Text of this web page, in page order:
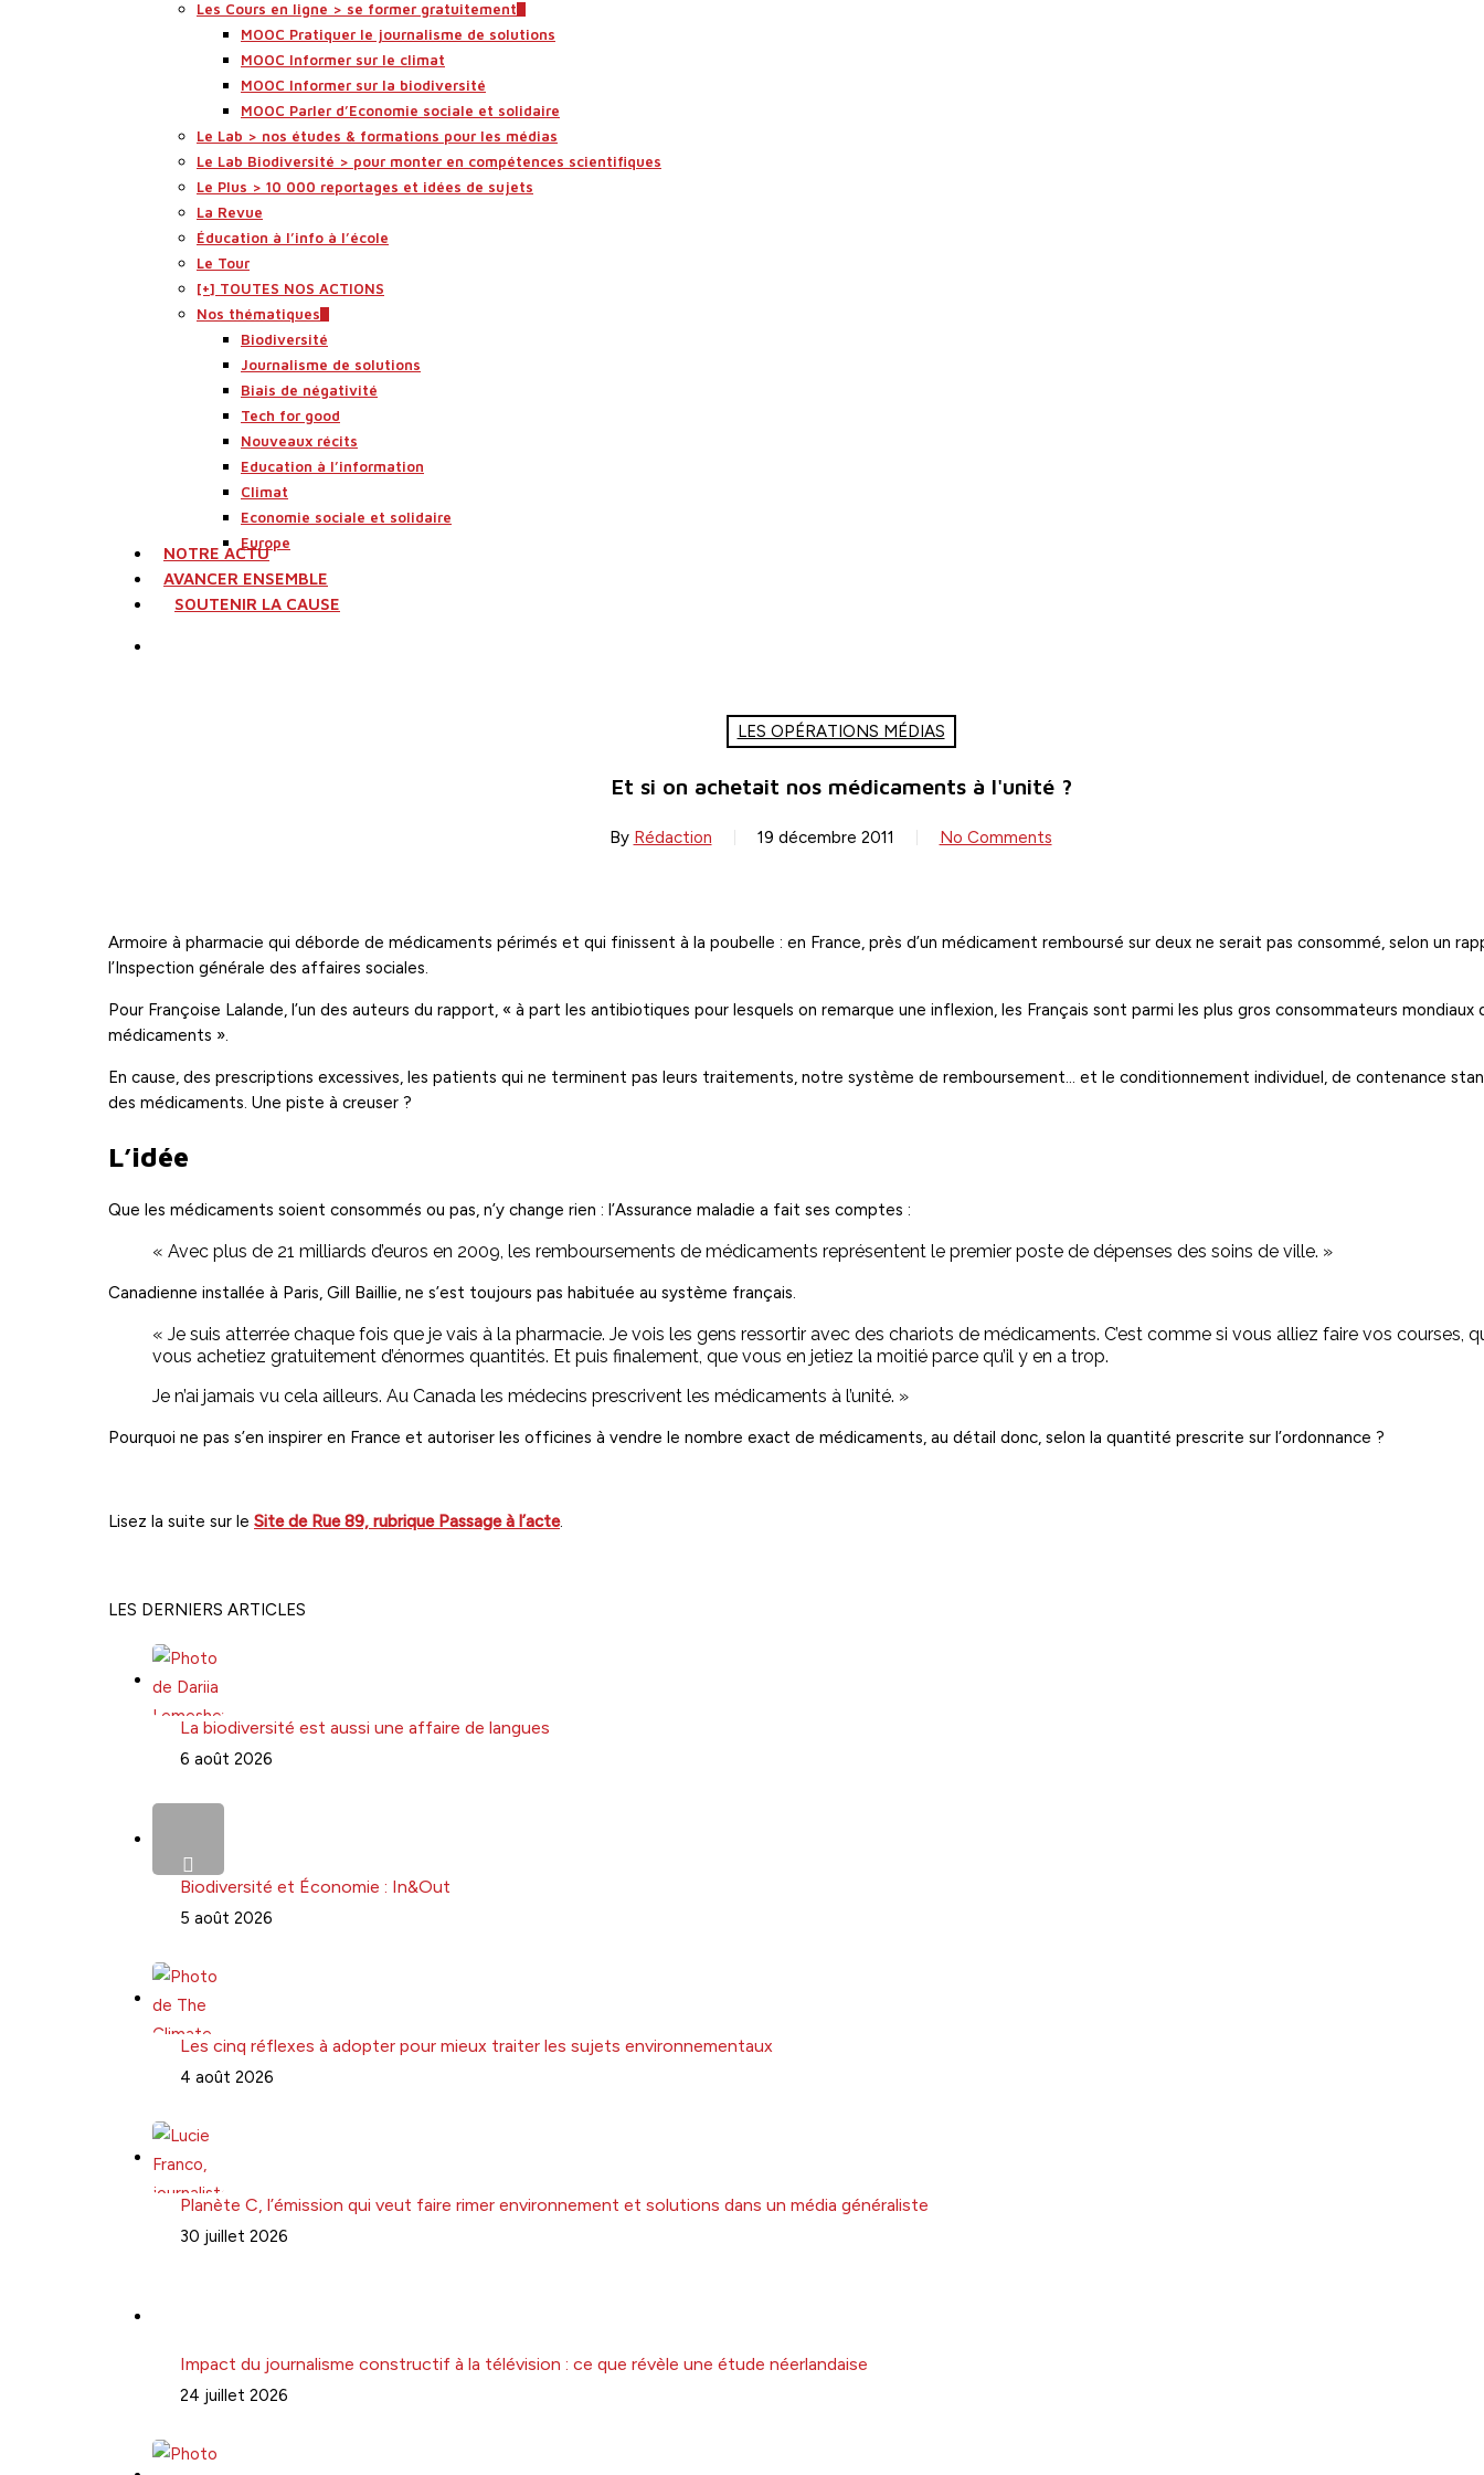
Les Cours en ligne > se former gratuitement
MOOC Pratiquer le journalisme de solutions
MOOC Informer sur le climat
MOOC Informer sur la biodiversité
MOOC Parler d’Economie sociale et solidaire
Le Lab > nos études & formations pour les médias
Le Lab Biodiversité > pour monter en compétences scientifiques
Le Plus > 10 000 reportages et idées de sujets
La Revue
Éducation à l’info à l’école
Le Tour
[+] TOUTES NOS ACTIONS
Nos thématiques
Biodiversité
Journalisme de solutions
Biais de négativité
Tech for good
Nouveaux récits
Education à l’information
Climat
Economie sociale et solidaire
Europe
NOTRE ACTU
AVANCER ENSEMBLE
SOUTENIR LA CAUSE
LES OPÉRATIONS MÉDIAS
Et si on achetait nos médicaments à l'unité ?
By Rédaction 19 décembre 2011 No Comments
Armoire à pharmacie qui déborde de médicaments périmés et qui finissent à la poubelle : en France, près d’un médicament remboursé sur deux ne serait pas consommé, selon un
l’Inspection générale des affaires sociales.
Pour Françoise Lalande, l’un des auteurs du rapport, « à part les antibiotiques pour lesquels on remarque une inflexion, les Français sont parmi les plus gros consommateurs mondiaux
médicaments ».
En cause, des prescriptions excessives, les patients qui ne terminent pas leurs traitements, notre système de remboursement… et le conditionnement individuel, de contenance
des médicaments. Une piste à creuser ?
L’idée
Que les médicaments soient consommés ou pas, n’y change rien : l’Assurance maladie a fait ses comptes :
« Avec plus de 21 milliards d’euros en 2009, les remboursements de médicaments représentent le premier poste de dépenses des soins de ville. »
Canadienne installée à Paris, Gill Baillie, ne s’est toujours pas habituée au système français.
« Je suis atterrée chaque fois que je vais à la pharmacie. Je vois les gens ressortir avec des chariots de médicaments. C’est comme si vous alliez faire vos courses,
vous achetiez gratuitement d’énormes quantités. Et puis finalement, que vous en jetiez la moitié parce qu’il y en a trop.
Je n’ai jamais vu cela ailleurs. Au Canada les médecins prescrivent les médicaments à l’unité. »
Pourquoi ne pas s’en inspirer en France et autoriser les officines à vendre le nombre exact de médicaments, au détail donc, selon la quantité prescrite sur l’ordonnance ?
Lisez la suite sur le Site de Rue 89, rubrique Passage à l’acte.
LES DERNIERS ARTICLES
La biodiversité est aussi une affaire de langues
6 août 2026
Biodiversité et Économie : In&Out
5 août 2026
Les cinq réflexes à adopter pour mieux traiter les sujets environnementaux
4 août 2026
Planète C, l’émission qui veut faire rimer environnement et solutions dans un média généraliste
30 juillet 2026
Impact du journalisme constructif à la télévision : ce que révèle une étude néerlandaise
24 juillet 2026